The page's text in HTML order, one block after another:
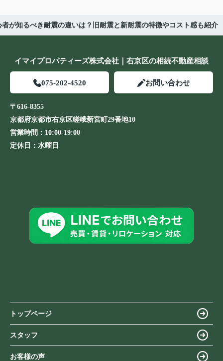
が知るべき耐震の違いは？旧耐震と新耐震の特徴やコスト感も紹介
イマイプロパティーズ株式会社｜右京区の相続不動産相談
075-202-4520 お問い合わせ
〒616-8355
京都府京都市右京区嵯峨新宮町29番地10
営業時間： 10:00-19:00
定休日： 水曜日
トップページ
スタッフ
お客様の声